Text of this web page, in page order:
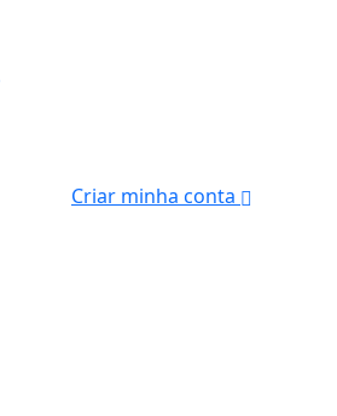
Criar minha conta